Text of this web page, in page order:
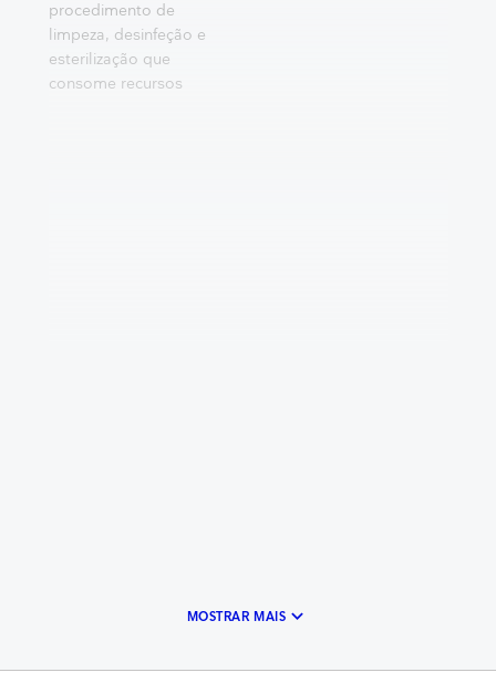
procedimento de
limpeza, desinfeção e
esterilização que
consome recursos
MOSTRAR MAIS keyboard_arrow_down